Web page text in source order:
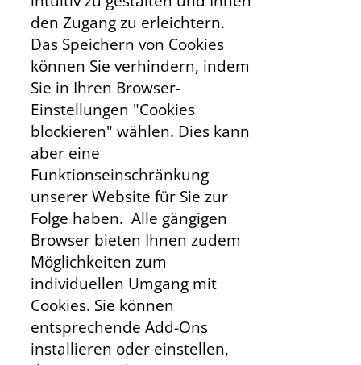
den Zugang zu erleichtern.
Das Speichern von Cookies
können Sie verhindern, indem
Sie in Ihren Browser-
Einstellungen "Cookies
blockieren" wählen. Dies kann
aber eine
Funktionseinschränkung
unserer Website für Sie zur
Folge haben. Alle gängigen
Browser bieten Ihnen zudem
Möglichkeiten zum
individuellen Umgang mit
Cookies. Sie können
entsprechende Add-Ons
installieren oder einstellen,